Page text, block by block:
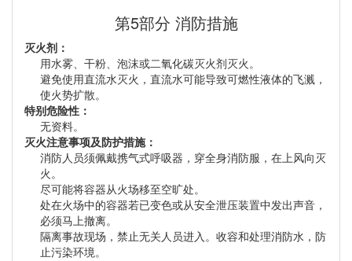
第5部分 消防措施
灭火剂：
用水雾、干粉、泡沫或二氧化碳灭火剂灭火。
避免使用直流水灭火，直流水可能导致可燃性液体的飞溅，
使火势扩散。
特别危险性：
无资料。
灭火注意事项及防护措施：
消防人员须佩戴携气式呼吸器，穿全身消防服，在上风向灭
火。
尽可能将容器从火场移至空旷处。
处在火场中的容器若已变色或从安全泄压装置中发出声音，
必须马上撤离。
隔离事故现场，禁止无关人员进入。收容和处理消防水，防
止污染环境。